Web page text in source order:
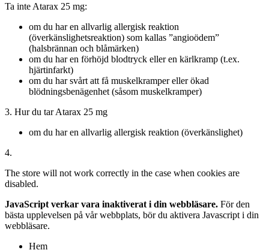
Ta inte Atarax 25 mg:
om du har en allvarlig allergisk reaktion
(överkänslighetsreaktion) som kallas ”angioödem”
(halsbrännan och blåmärken)
om du har en förhöjd blodtryck eller en kärlkramp (t.ex.
hjärtinfarkt)
om du har svårt att få muskelkramper eller ökad
blödningsbenägenhet (såsom muskelkramper)
3. Hur du tar Atarax 25 mg
om du har en allvarlig allergisk reaktion (överkänslighet)
4.
The store will not work correctly in the case when cookies are
disabled.
JavaScript verkar vara inaktiverat i din webbläsare. För den
bästa upplevelsen på vår webbplats, bör du aktivera Javascript i din
webbläsare.
Hem